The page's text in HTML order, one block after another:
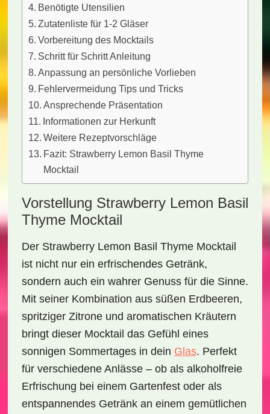
Benötigte Utensilien
Zutatenliste für 1-2 Gläser
Vorbereitung des Mocktails
Schritt für Schritt Anleitung
Anpassung an persönliche Vorlieben
Fehlervermeidung Tips und Tricks
Ansprechende Präsentation
Informationen zur Herkunft
Weitere Rezeptvorschläge
Fazit: Strawberry Lemon Basil Thyme
Mocktail
Vorstellung Strawberry Lemon Basil
Thyme Mocktail
Der Strawberry Lemon Basil Thyme Mocktail
ist nicht nur ein erfrischendes Getränk,
sondern auch ein wahrer Genuss für die Sinne.
Mit seiner Kombination aus süßen Erdbeeren,
spritziger Zitrone und aromatischen Kräutern
bringt dieser Mocktail das Gefühl eines
sonnigen Sommertages in dein Glas. Perfekt
für verschiedene Anlässe – ob als alkoholfreie
Erfrischung bei einem Gartenfest oder als
entspannendes Getränk an einem gemütlichen